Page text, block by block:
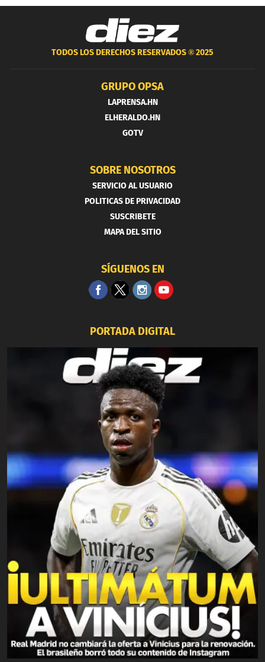
TODOS LOS DERECHOS RESERVADOS ®2025
GRUPO OPSA
LAPRENSA.HN
ELHERALDO.HN
GOTV
SOBRE NOSOTROS
SERVICIO AL USUARIO
POLITICAS DE PRIVACIDAD
SUSCRIBETE
MAPA DEL SITIO
SÍGUENOS EN
PORTADA DIGITAL